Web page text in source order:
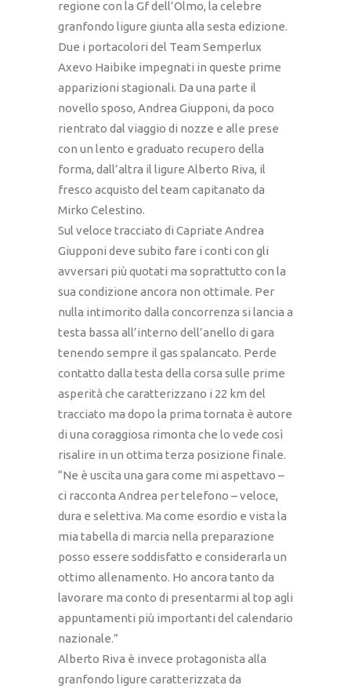
regione con la Gf dell’Olmo, la celebre
granfondo ligure giunta alla sesta edizione.
Due i portacolori del Team Semperlux
Axevo Haibike impegnati in queste prime
apparizioni stagionali. Da una parte il
novello sposo, Andrea Giupponi, da poco
rientrato dal viaggio di nozze e alle prese
con un lento e graduato recupero della
forma, dall’altra il ligure Alberto Riva, il
fresco acquisto del team capitanato da
Mirko Celestino.
Sul veloce tracciato di Capriate Andrea
Giupponi deve subito fare i conti con gli
avversari più quotati ma soprattutto con la
sua condizione ancora non ottimale. Per
nulla intimorito dalla concorrenza si lancia a
testa bassa all’interno dell’anello di gara
tenendo sempre il gas spalancato. Perde
contatto dalla testa della corsa sulle prime
asperità che caratterizzano i 22 km del
tracciato ma dopo la prima tornata è autore
di una coraggiosa rimonta che lo vede così
risalire in un ottima terza posizione finale.
“Ne è uscita una gara come mi aspettavo –
ci racconta Andrea per telefono – veloce,
dura e selettiva. Ma come esordio e vista la
mia tabella di marcia nella preparazione
posso essere soddisfatto e considerarla un
ottimo allenamento. Ho ancora tanto da
lavorare ma conto di presentarmi al top agli
appuntamenti più importanti del calendario
nazionale.”
Alberto Riva è invece protagonista alla
granfondo ligure caratterizzata da